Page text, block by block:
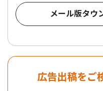
メール版タウ
広告出稿をご